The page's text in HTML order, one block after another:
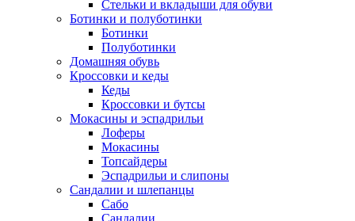
Стельки и вкладыши для обуви
Ботинки и полуботинки
Ботинки
Полуботинки
Домашняя обувь
Кроссовки и кеды
Кеды
Кроссовки и бутсы
Мокасины и эспадрильи
Лоферы
Мокасины
Топсайдеры
Эспадрильи и слипоны
Сандалии и шлепанцы
Сабо
Сандалии